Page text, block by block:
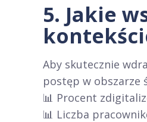
5. Jakie
Aby skutecznie
postęp w obszarze
📊 Procent
📊 Liczba